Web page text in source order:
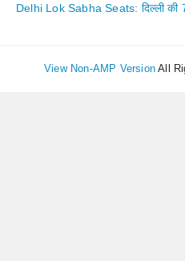
Delhi Lok Sabha Seats: दिल्ली की
View Non-AMP Version All